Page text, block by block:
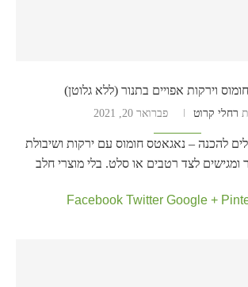
וירקות אפויים בתנור (ללא גלוטן)
רחלי קרוט פברואר 20, 2021
להכנה – נאגאטס חומוס עם ירקות ושיבולת
ומגישים לצד רטבים או סלט. בלי מוצרי חלב
Facebook Twitter Google +